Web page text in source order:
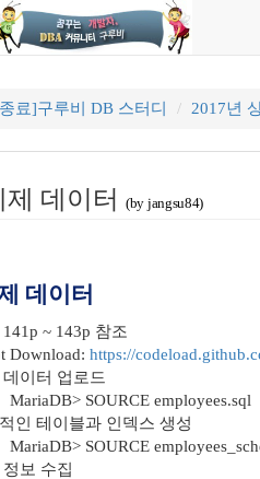
료]구루비 DB 스터디 2017년
제 데이터 (by jangsu84)
데이터
141p ~ 143p 참조
Download: https://
데이터 업로드
MariaDB> SOURCE employees.sql
인 테이블과 인덱스 생성
MariaDB> SOURCE
보 수집